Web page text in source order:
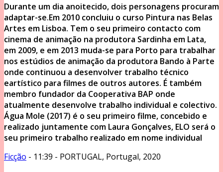
Durante um dia anoitecido, dois personagens procuram
adaptar-se.Em 2010 concluiu o curso Pintura nas Belas
Artes em Lisboa. Tem o seu primeiro contacto com
cinema de animação na produtora Sardinha em Lata,
em 2009, e em 2013 muda-se para Porto para trabalhar
nos estúdios de animação da produtora Bando à Parte
onde continuou a desenvolver trabalho técnico
eartístico para filmes de outros autores. É também
membro fundador da Cooperativa BAP onde
atualmente desenvolve trabalho individual e colectivo.
Água Mole (2017) é o seu primeiro filme, concebido e
realizado juntamente com Laura Gonçalves, ELO será o
seu primeiro trabalho realizado em nome individual
Ficção - 11:39 - PORTUGAL, Portugal, 2020